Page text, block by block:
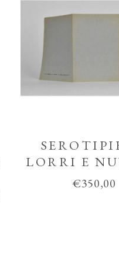
LORRI E
€350,00